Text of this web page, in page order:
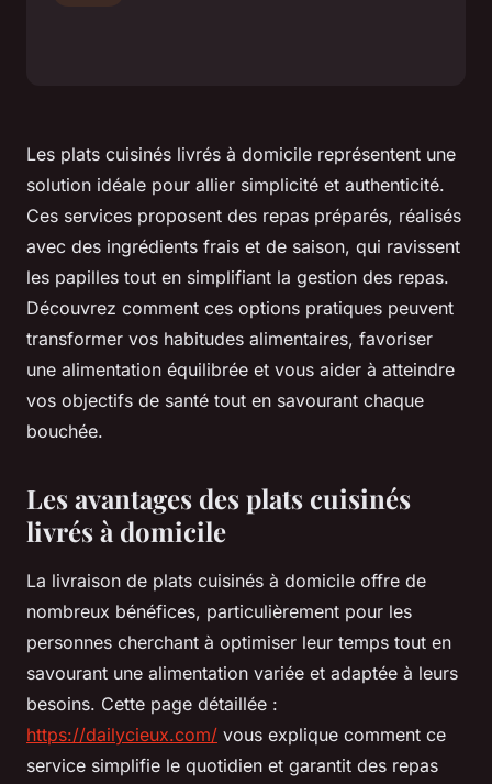
Les plats cuisinés livrés à domicile représentent une
solution idéale pour allier simplicité et authenticité.
Ces services proposent des repas préparés, réalisés
avec des ingrédients frais et de saison, qui ravissent
les papilles tout en simplifiant la gestion des repas.
Découvrez comment ces options pratiques peuvent
transformer vos habitudes alimentaires, favoriser
une alimentation équilibrée et vous aider à atteindre
vos objectifs de santé tout en savourant chaque
bouchée.
Les avantages des plats cuisinés
livrés à domicile
La livraison de plats cuisinés à domicile offre de
nombreux bénéfices, particulièrement pour les
personnes cherchant à optimiser leur temps tout en
savourant une alimentation variée et adaptée à leurs
besoins. Cette page détaillée :
https://dailycieux.com/ vous explique comment ce
service simplifie le quotidien et garantit des repas